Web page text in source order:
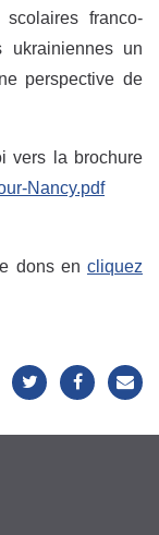
franco-
ukrainiennes un
perspective de
vers la brochure
Nancy.pdf
dons en cliquez